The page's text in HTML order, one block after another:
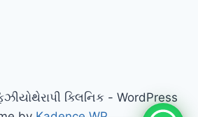
ક્લિનિક - WordPress